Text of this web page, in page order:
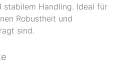
stabilem Handling. Ideal für
Robustheit und
sind.